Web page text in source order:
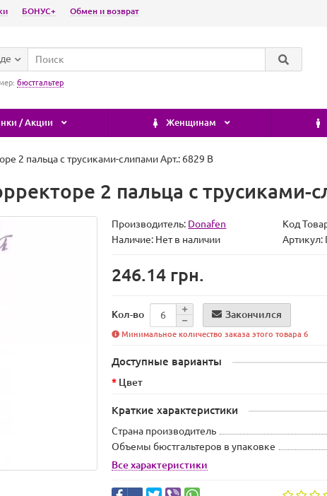
БОНУС+ Обмен и возврат
бюстгальтер
/ Акции Женщинам
2 пальца с трусиками-слипами Арт.: 6829 B
2 пальца с трусиками-
Производитель: Donafen Код
Наличие: Нет в наличии Артикул:
246.14 грн.
Кол-во Закончился
Минимальное количество заказа этого товара 6
Доступные варианты
Цвет
Краткие характеристики
Страна производитель
Объемы бюстгальтеров в упаковке
Все характеристики